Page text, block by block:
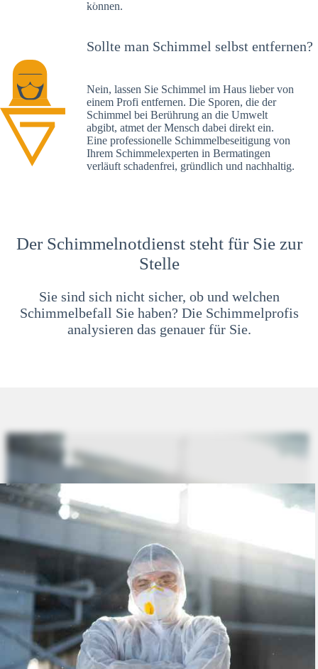
können.
Sollte man Schimmel selbst entfernen?
Nein, lassen Sie Schimmel im Haus lieber von
einem Profi entfernen. Die Sporen, die der
Schimmel bei Berührung an die Umwelt
abgibt, atmet der Mensch dabei direkt ein.
Eine professionelle Schimmelbeseitigung von
Ihrem Schimmelexperten in Bermatingen
verläuft schadenfrei, gründlich und nachhaltig.
Der Schimmelnotdienst steht für Sie zur
Stelle
Sie sind sich nicht sicher, ob und welchen
Schimmelbefall Sie haben? Die Schimmelprofis
analysieren das genauer für Sie.